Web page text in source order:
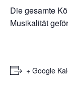
Die gesamte
Musikalität
+ Google